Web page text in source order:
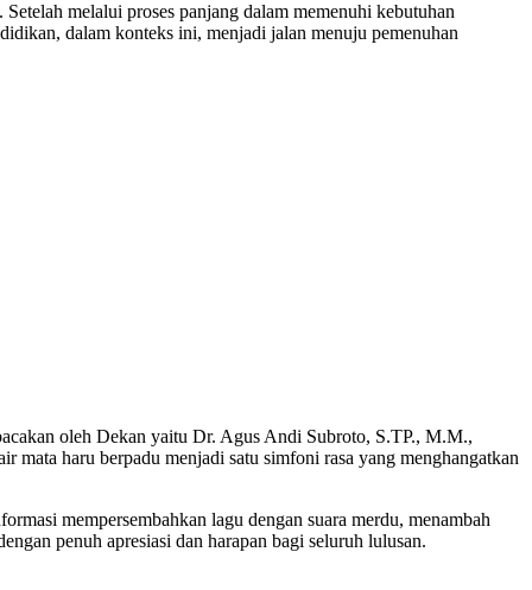
melalui proses panjang dalam memenuhi kebutuhan
dalam konteks ini, menjadi jalan menuju pemenuhan
oleh Dekan yaitu Dr. Agus Andi Subroto, S.TP., M.M.,
haru berpadu menjadi satu simfoni rasa yang menghangatkan
mempersembahkan lagu dengan suara merdu, menambah
penuh apresiasi dan harapan bagi seluruh lulusan.